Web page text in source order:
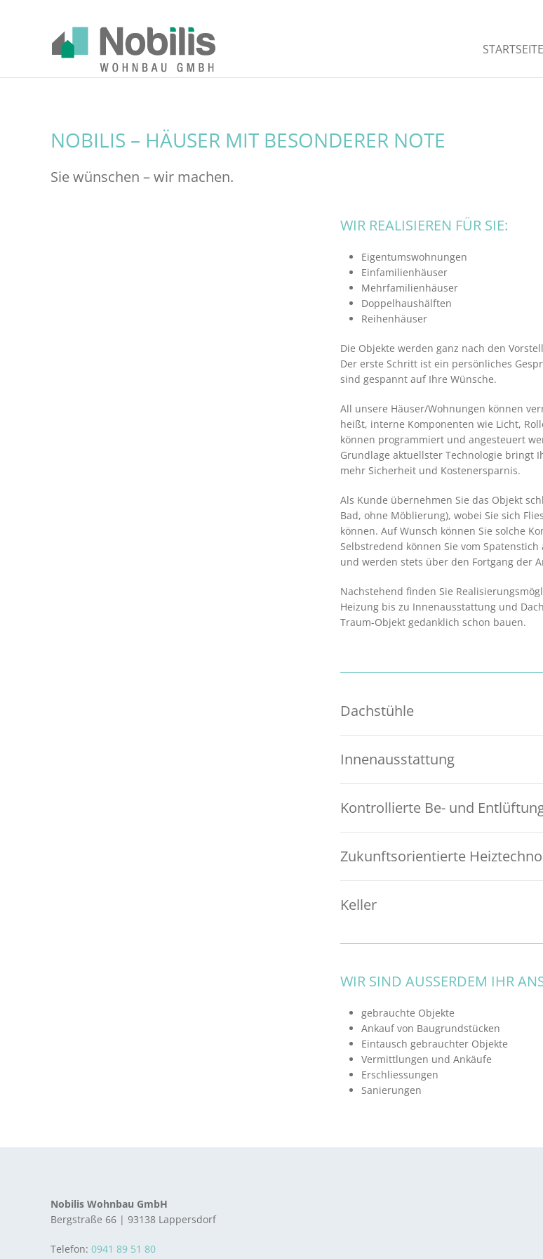
Zum Hauptinhalt springen
STARTSEITE
NOBILIS – HÄUSER MIT BESONDERER NOTE
Sie wünschen – wir machen.
WIR REALISIEREN FÜR SIE:
Eigentumswohnungen
Einfamilienhäuser
Mehrfamilienhäuser
Doppelhaushälften
Reihenhäuser
Die Objekte werden ganz nach den
Der erste Schritt ist ein persönliches
sind gespannt auf Ihre Wünsche.
All unsere Häuser/Wohnungen können
heißt, interne Komponenten wie Licht,
können programmiert und angesteuert
Grundlage aktuellster Technologie bringt
mehr Sicherheit und Kostenersparnis.
Als Kunde übernehmen Sie das Objekt
Bad, ohne Möblierung), wobei Sie sich
können. Auf Wunsch können Sie solche
Selbstredend können Sie vom
und werden stets über den Fortgang der
Nachstehend finden Sie
Heizung bis zu Innenausstattung und
Traum-Objekt gedanklich schon bauen.
Dachstühle
Innenausstattung
Kontrollierte Be- und
Zukunftsorientierte
Keller
WIR SIND AUSSERDEM IHR
gebrauchte Objekte
Ankauf von Baugrundstücken
Eintausch gebrauchter Objekte
Vermittlungen und Ankäufe
Erschliessungen
Sanierungen
Nobilis Wohnbau GmbH
Bergstraße 66 | 93138 Lappersdorf
Telefon: 0941 89 51 80